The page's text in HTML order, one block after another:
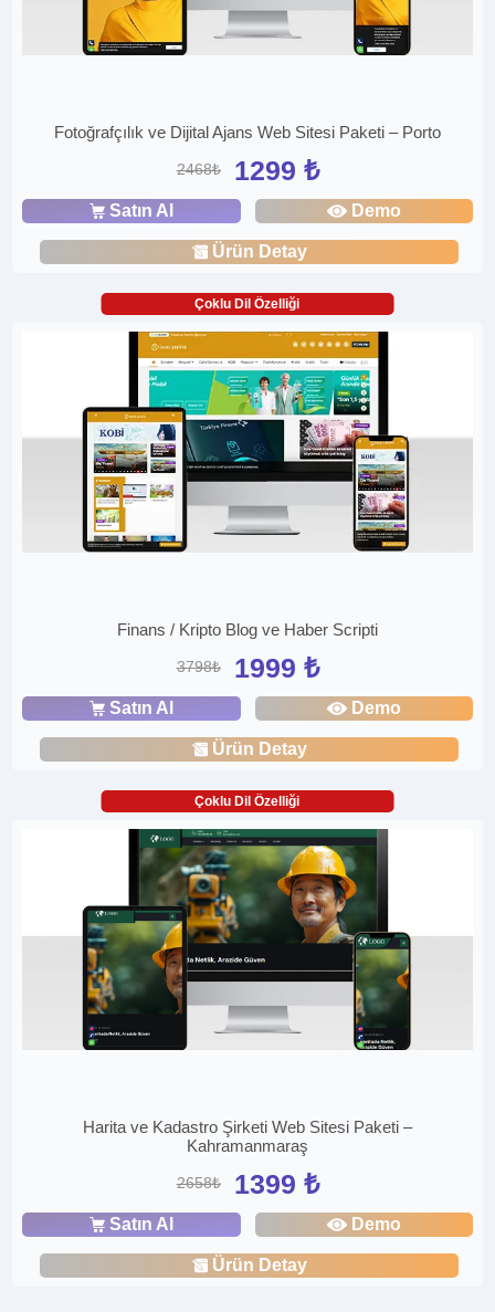
Fotoğrafçılık ve Dijital Ajans Web Sitesi Paketi – Porto
2468₺ 1299 ₺
Satın Al Demo
Ürün Detay
Çoklu Dil Özelliği
Finans / Kripto Blog ve Haber Scripti
3798₺ 1999 ₺
Satın Al Demo
Ürün Detay
Çoklu Dil Özelliği
Harita ve Kadastro Şirketi Web Sitesi Paketi –
Kahramanmaraş
2658₺ 1399 ₺
Satın Al Demo
Ürün Detay